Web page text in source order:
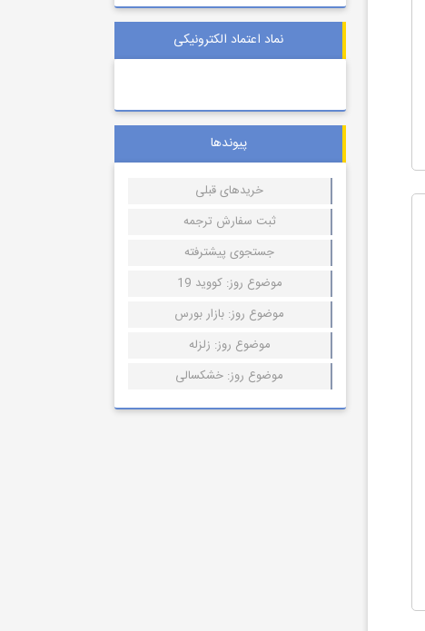
نماد اعتماد الکترونیکی
پیوندها
خریدهای قبلی
ثبت سفارش ترجمه
جستجوی پیشترفته
موضوع روز: کووید 19
موضوع روز: بازار بورس
موضوع روز: زلزله
موضوع روز: خشکسالی